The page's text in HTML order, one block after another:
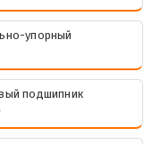
упорный
подшипник